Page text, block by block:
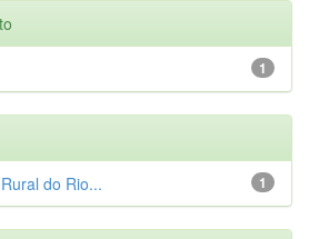
1
1
do Rio...